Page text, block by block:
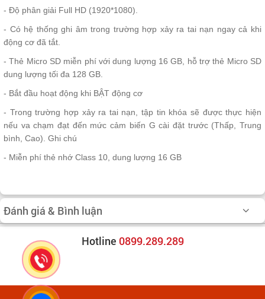
- Độ phân giải Full HD (1920*1080).
- Có hệ thống ghi âm trong trường hợp xảy ra tai nạn ngay cả khi
động cơ đã tắt.
- Thẻ Micro SD miễn phí với dung lượng 16 GB, hỗ trợ thẻ Micro SD
dung lượng tối đa 128 GB.
- Bắt đầu hoạt động khi BẬT động cơ
- Trong trường hợp xảy ra tai nạn, tập tin khóa sẽ được thực hiện
nếu va chạm đạt đến mức cảm biến G cài đặt trước (Thấp, Trung
bình, Cao). Ghi chú
- Miễn phí thẻ nhớ Class 10, dung lượng 16 GB
Đánh giá & Bình luận
Hotline 0899.289.289